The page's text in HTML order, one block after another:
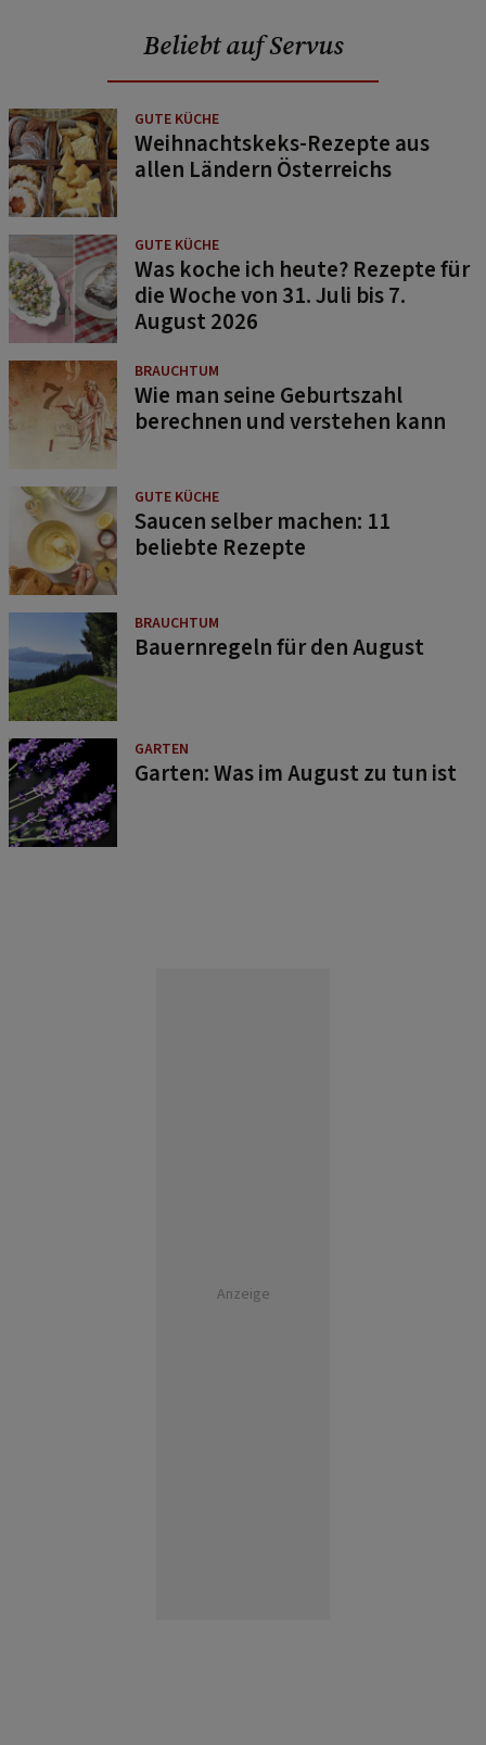
Beliebt auf Servus
GUTE KÜCHE
Weihnachtskeks-Rezepte aus
allen Ländern Österreichs
GUTE KÜCHE
Was koche ich heute? Rezepte für
die Woche von 31. Juli bis 7.
August 2026
BRAUCHTUM
Wie man seine Geburtszahl
berechnen und verstehen kann
GUTE KÜCHE
Saucen selber machen: 11
beliebte Rezepte
BRAUCHTUM
Bauernregeln für den August
GARTEN
Garten: Was im August zu tun ist
Anzeige